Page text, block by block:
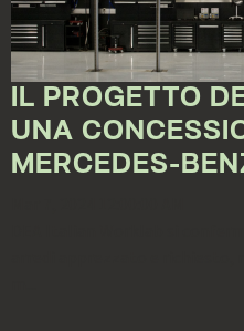
IL PROGETTO
UNA
MERCEDES-